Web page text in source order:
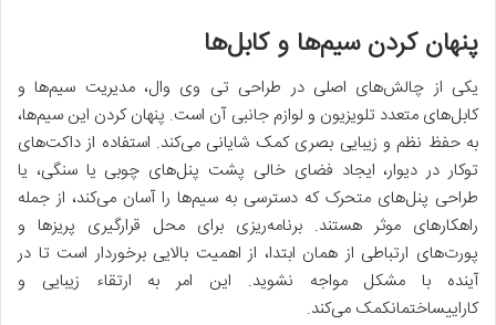
پنهان کردن سیم‌ها و کابل‌ها
یکی از چالش‌های اصلی در طراحی تی وی وال، مدیریت سیم‌ها و
کابل‌های متعدد تلویزیون و لوازم جانبی آن است. پنهان کردن این سیم‌ها،
به حفظ نظم و زیبایی بصری کمک شایانی می‌کند. استفاده از داکت‌های
توکار در دیوار، ایجاد فضای خالی پشت پنل‌های چوبی یا سنگی، یا
طراحی پنل‌های متحرک که دسترسی به سیم‌ها را آسان می‌کند، از جمله
راهکارهای موثر هستند. برنامه‌ریزی برای محل قرارگیری پریزها و
پورت‌های ارتباطی از همان ابتدا، از اهمیت بالایی برخوردار است تا در
آینده با مشکل مواجه نشوید. این امر به ارتقاء زیبایی و
کاراییساختمانکمک می‌کند.